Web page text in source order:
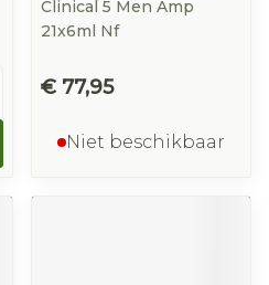
Clinical 5 Men Amp
21x6ml Nf
€ 77,95
Niet beschikbaar